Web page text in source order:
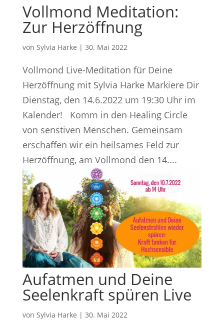
Vollmond Meditation:
Zur Herzöffnung
von Sylvia Harke | 30. Mai 2022
Vollmond Live-Meditation für Deine
Herzöffnung mit Sylvia Harke Markiere Dir
Dienstag, den 14.6.2022 um 19:30 Uhr im
Kalender! Komm in den Healing Circle
von senstiven Menschen. Gemeinsam
erschaffen wir ein heilsames Feld zur
Herzöffnung, am Vollmond den 14....
Aufatmen und Deine
Seelenkraft spüren Live
von Sylvia Harke | 30. Mai 2022